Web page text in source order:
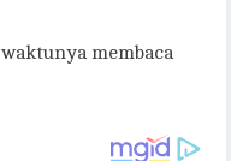
membaca